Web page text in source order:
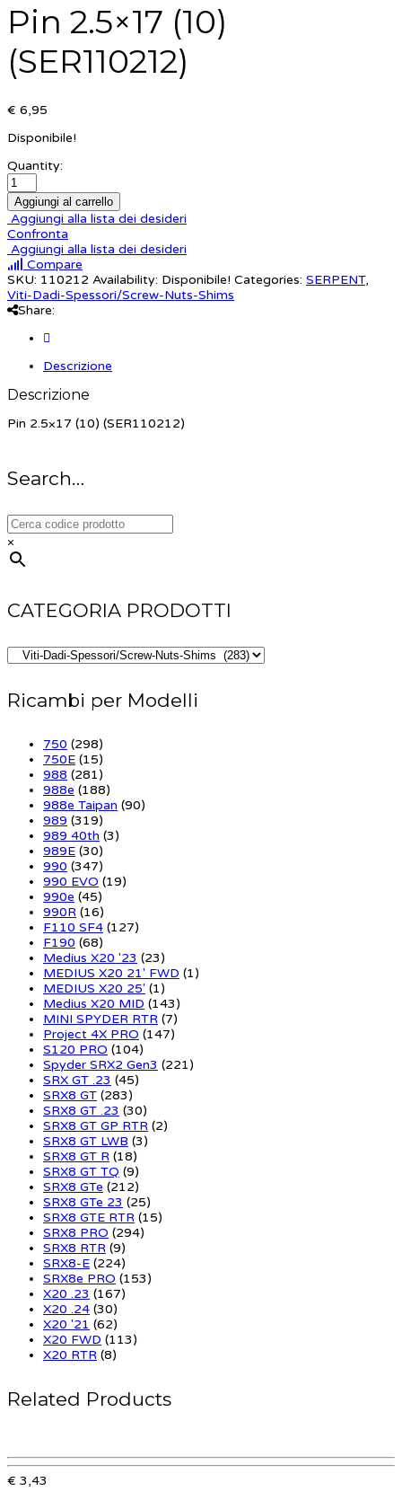
Pin 2.5×17 (10)
(SER110212)
€ 6,95
Disponibile!
Quantity:
Aggiungi al carrello
Aggiungi alla lista dei desideri
Confronta
Aggiungi alla lista dei desideri
Compare
SKU: 110212 Availability: Disponibile! Categories: SERPENT,
Viti-Dadi-Spessori/Screw-Nuts-Shims
Share:
Descrizione
Descrizione
Pin 2.5×17 (10) (SER110212)
Search…
×
CATEGORIA PRODOTTI
Ricambi per Modelli
750 (298)
750E (15)
988 (281)
988e (188)
988e Taipan (90)
989 (319)
989 40th (3)
989E (30)
990 (347)
990 EVO (19)
990e (45)
990R (16)
F110 SF4 (127)
F190 (68)
Medius X20 '23 (23)
MEDIUS X20 21' FWD (1)
MEDIUS X20 25' (1)
Medius X20 MID (143)
MINI SPYDER RTR (7)
Project 4X PRO (147)
S120 PRO (104)
Spyder SRX2 Gen3 (221)
SRX GT .23 (45)
SRX8 GT (283)
SRX8 GT .23 (30)
SRX8 GT GP RTR (2)
SRX8 GT LWB (3)
SRX8 GT R (18)
SRX8 GT TQ (9)
SRX8 GTe (212)
SRX8 GTe 23 (25)
SRX8 GTE RTR (15)
SRX8 PRO (294)
SRX8 RTR (9)
SRX8-E (224)
SRX8e PRO (153)
X20 .23 (167)
X20 .24 (30)
X20 '21 (62)
X20 FWD (113)
X20 RTR (8)
Related Products
€ 3,43